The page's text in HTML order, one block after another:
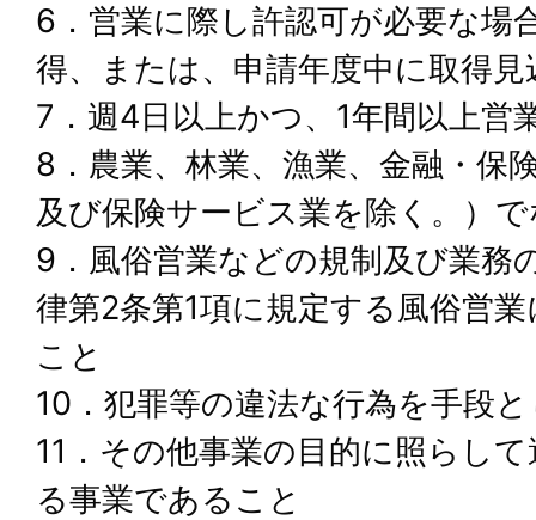
6．営業に際し許認可が必要な場
得、または、申請年度中に取得
7．週4日以上かつ、1年間以上営
8．農業、林業、漁業、金融・保
及び保険サービス業を除く。）
9．風俗営業などの規制及び業務
律第2条第1項に規定する風俗営
こと
10．犯罪等の違法な行為を手段
11．その他事業の目的に照らし
る事業であること